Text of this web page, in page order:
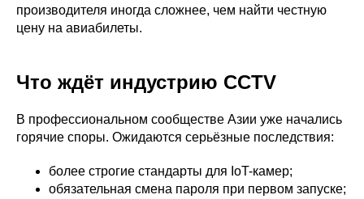
производителя иногда сложнее, чем найти честную
цену на авиабилеты.
Что ждёт индустрию CCTV
В профессиональном сообществе Азии уже начались
горячие споры. Ожидаются серьёзные последствия:
более строгие стандарты для IoT-камер;
обязательная смена пароля при первом запуске;